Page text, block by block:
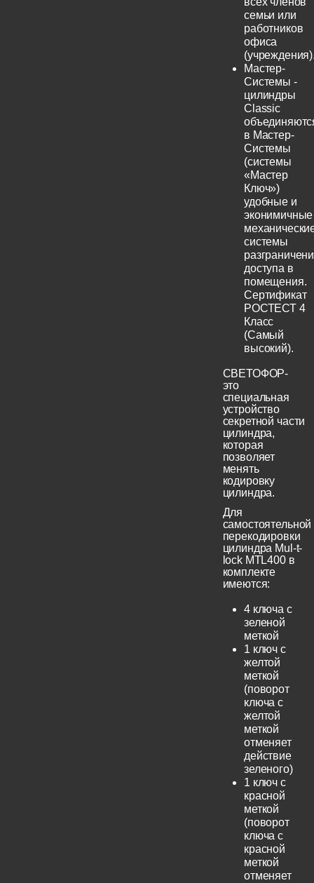
семьи или
работников
офиса
Мастер-
Системы -
цилиндры
Classic
в Мастер-
Системы
(системы
«Мастер
Ключ»)
удобные и
эконимичные
системы
доступа в
помещения.
Сертификат
РОСТЕСТ 4
Класс
(Самый
высокий).
СВЕТОФОР-
это
специальная
устройство
секретной части
цилиндра,
которая
позволяет
менять
кодировку
цилиндра.
Для
самостоятельной
перекодировки
цилиндра Mul-t-
lock MTL400 в
комплекте
имеются:
4 ключа с
зеленой
меткой
1 ключ с
желтой
меткой
(поворот
ключа с
желтой
меткой
отменяет
действие
зеленого)
1 ключ с
красной
меткой
(поворот
ключа с
красной
меткой
отменяет